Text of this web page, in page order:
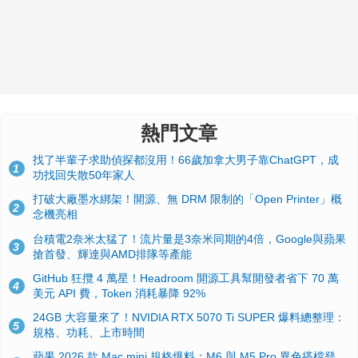
熱門文章
1
找了半輩子求助偵探都沒用！66歲加拿大男子靠ChatGPT，成
功找回失散50年家人
2
打破大廠墨水綁架！開源、無 DRM 限制的「Open Printer」概
念機亮相
3
台積電2奈米太猛了！流片量是3奈米同期的4倍，Google與蘋果
搶首發、輝達與AMD排隊等產能
4
GitHub 狂攬 4 萬星！Headroom 開源工具幫開發者省下 70 萬
美元 API 費，Token 消耗暴降 92%
5
24GB 大容量來了！NVIDIA RTX 5070 Ti SUPER 爆料總整理：
規格、功耗、上市時間